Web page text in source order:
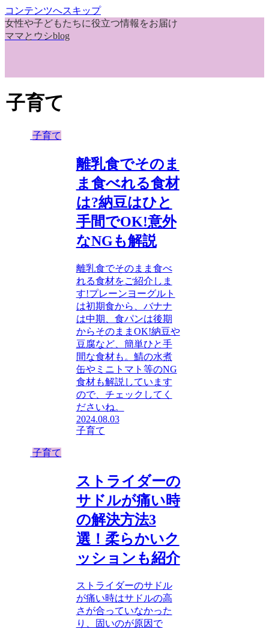
コンテンツへスキップ
女性や子どもたちに役立つ情報をお届け
ママとウシblog
子育て
子育て
離乳食でそのま
ま食べれる食材
は?納豆はひと
手間でOK!意外
なNGも解説
離乳食でそのまま食べ
れる食材をご紹介しま
す!プレーンヨーグルト
は初期食から、バナナ
は中期、食パンは後期
からそのままOK!納豆や
豆腐など、簡単ひと手
間な食材も。鯖の水煮
缶やミニトマト等のNG
食材も解説しています
ので、チェックしてく
ださいね。
2024.08.03
子育て
子育て
ストライダーの
サドルが痛い時
の解決方法3
選！柔らかいク
ッションも紹介
ストライダーのサドル
が痛い時はサドルの高
さが合っていなかった
り、固いのが原因で